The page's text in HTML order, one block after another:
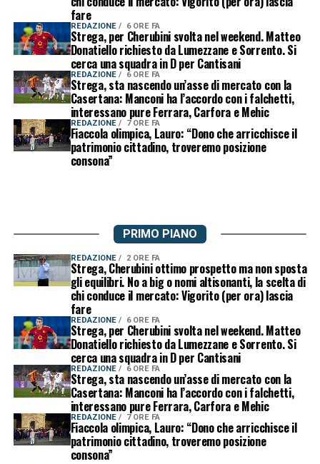
fare
REDAZIONE 6 ORE FA
Strega, per Cherubini svolta nel weekend. Matteo
Donatiello richiesto da Lumezzane e Sorrento. Si
cerca una squadra in D per Cantisani
REDAZIONE 6 ORE FA
Strega, sta nascendo un’asse di mercato con la
Casertana: Manconi ha l’accordo con i falchetti,
interessano pure Ferrara, Carfora e Mehic
REDAZIONE 7 ORE FA
Fiaccola olimpica, Lauro: “Dono che arricchisce il
patrimonio cittadino, troveremo posizione
consona”
PRIMO PIANO
REDAZIONE 2 ORE FA
Strega, Cherubini ottimo prospetto ma non sposta
gli equilibri. No a big o nomi altisonanti, la scelta di
chi conduce il mercato: Vigorito (per ora) lascia
fare
REDAZIONE 6 ORE FA
Strega, per Cherubini svolta nel weekend. Matteo
Donatiello richiesto da Lumezzane e Sorrento. Si
cerca una squadra in D per Cantisani
REDAZIONE 6 ORE FA
Strega, sta nascendo un’asse di mercato con la
Casertana: Manconi ha l’accordo con i falchetti,
interessano pure Ferrara, Carfora e Mehic
REDAZIONE 7 ORE FA
Fiaccola olimpica, Lauro: “Dono che arricchisce il
patrimonio cittadino, troveremo posizione
consona”